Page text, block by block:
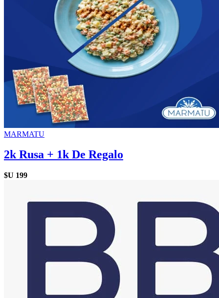
MARMATU
2k Rusa + 1k De Regalo
$U 199